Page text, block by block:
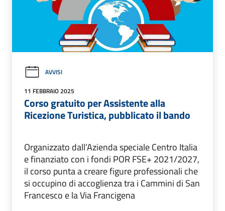
AVVISI
11 FEBBRAIO 2025
Corso gratuito per Assistente alla
Ricezione Turistica, pubblicato il bando
Organizzato dall’Azienda speciale Centro Italia
e finanziato con i fondi POR FSE+ 2021/2027,
il corso punta a creare figure professionali che
si occupino di accoglienza tra i Cammini di San
Francesco e la Via Francigena